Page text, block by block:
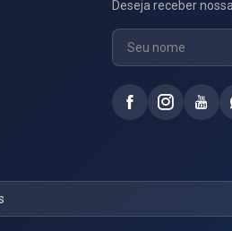
Deseja receber